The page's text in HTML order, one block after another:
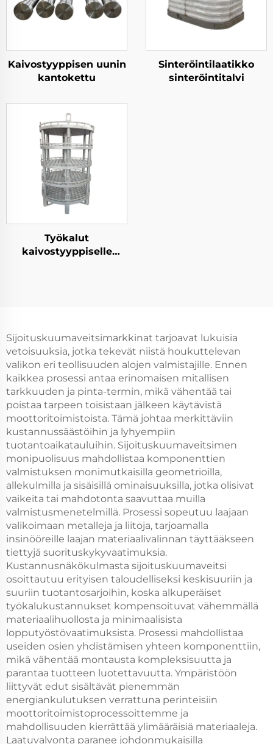
Kaivostyyppisen uunin
kantokettu
Sinteröintilaatikko
sinteröintitalvi
Työkalut
kaivostyyppiselle
Sijoituskuumaveitsimarkkinat tarjoavat lukuisia
vetoisuuksia, jotka tekevät niistä houkuttelevan
valikon eri teollisuuden alojen valmistajille. Ennen
kaikkea prosessi antaa erinomaisen mitallisen
tarkkuuden ja pinta-termin, mikä vähentää tai
poistaa tarpeen toisistaan jälkeen käytävistä
moottoritoimistoista. Tämä johtaa merkittäviin
kustannus­säästöihin ja lyhyempiin
tuotantoaikatauluihin. Sijoituskuumaveitsimen
monipuolisuus mahdollistaa komponenttien
valmistuksen monimutkaisilla geometrioilla,
allekulmilla ja sisäisillä ominaisuuksilla, jotka olisivat
vaikeita tai mahdotonta saavuttaa muilla
valmistusmenetelmillä. Prosessi sopeutuu laajaan
valikoimaan metalleja ja liitoja, tarjoamalla
insinööreille laajan materiaalivalinnan täyttääkseen
tiettyjä suorituskykyvaatimuksia.
Kustannusnäkökulmasta sijoituskuumaveitsi
osoittautuu erityisen taloudelliseksi keskisuuriin ja
suuriin tuotantosarjoihin, koska alkuperäiset
työkalukustannukset kompensoituvat vähemmällä
materiaalihuollosta ja minimaalisista
lopputyöstövaatimuksista. Prosessi mahdollistaa
useiden osien yhdistämisen yhteen komponenttiin,
mikä vähentää montausta kompleksisuutta ja
parantaa tuotteen luotettavuutta. Ympäristöön
liittyvät edut sisältävät pienemmän
energiankulutuksen verrattuna perinteisiin
moottoritoimistoprocessoittemme ja
mahdollisuuden kierrättää ylimääräisiä materiaaleja.
Laatuvalvonta paranee johdonmukaisilla